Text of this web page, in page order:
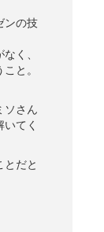
ンの技
く、
と。
ソさん
てく
とだと